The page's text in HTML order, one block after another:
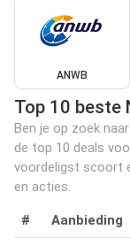
ANWB
Top 10 beste
Ben je op zoek
de top 10 deals
voordeligst scoort
en acties.
# Aanbieding